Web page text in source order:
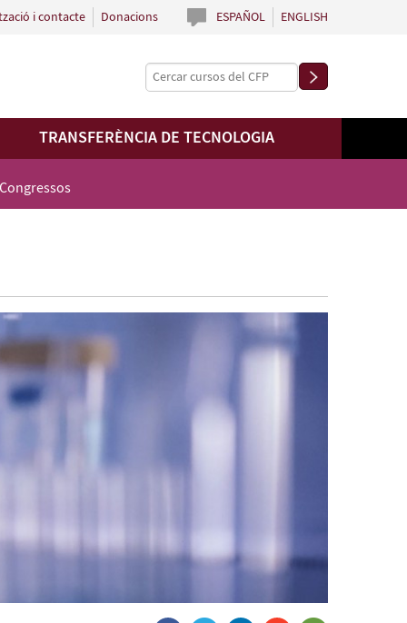
ESPAÑOL ENGLISH
i contacte Donacions
TRANSFERÈNCIA DE TECNOLOGIA